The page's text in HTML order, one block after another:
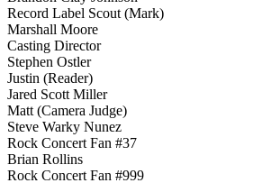
Record Label Scout (Mark)
Marshall Moore
Casting Director
Stephen Ostler
Justin (Reader)
Jared Scott Miller
Matt (Camera Judge)
Steve Warky Nunez
Rock Concert Fan #37
Brian Rollins
Rock Concert Fan #999